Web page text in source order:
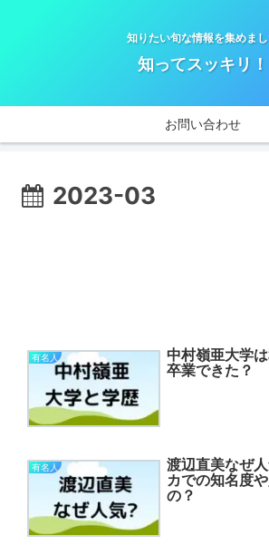
知りたい旬な情報を集めま
知ってスッキリ！
お問い合わせ
2023-03
有名人
中村嶺亜大学
卒業できた？
有名人
渡辺直美なぜ
カでの知名度
の？